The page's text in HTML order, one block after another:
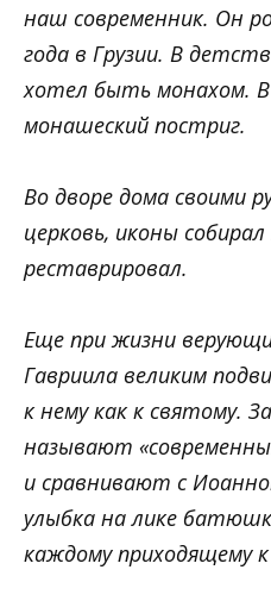
наш современник. Он
года в Грузии. В
хотел быть монахом.
монашеский постриг.
Во дворе дома своими
церковь, иконы собирал
реставрировал.
Еще при жизни
Гавриила великим
к нему как к святому.
называют
и сравнивают с
улыбка на лике
каждому приходящему